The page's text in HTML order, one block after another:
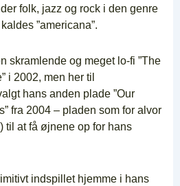
folk, jazz og rock i den genre
”americana”.
skramlende og meget lo-fi ”The
i 2002, men her til
hans anden plade ”Our
fra 2004 – pladen som for alvor
til at få øjnene op for hans
indspillet hjemme i hans